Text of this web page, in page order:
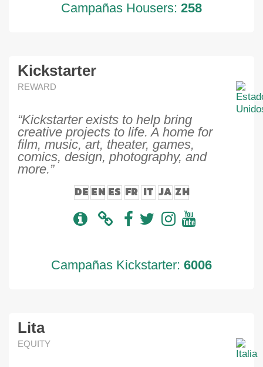
Campañas Housers: 258
Kickstarter
REWARD
“Kickstarter exists to help bring
creative projects to life. A home for
film, music, art, theater, games,
comics, design, photography, and
more.”
DE EN ES FR IT JA ZH
Campañas Kickstarter: 6006
Lita
EQUITY